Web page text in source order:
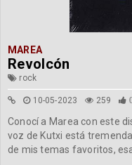
MAREA
Revolcón
rock
10-05-2023 259
Conocí a Marea con este
voz de Kutxi está
de mis temas favoritos,